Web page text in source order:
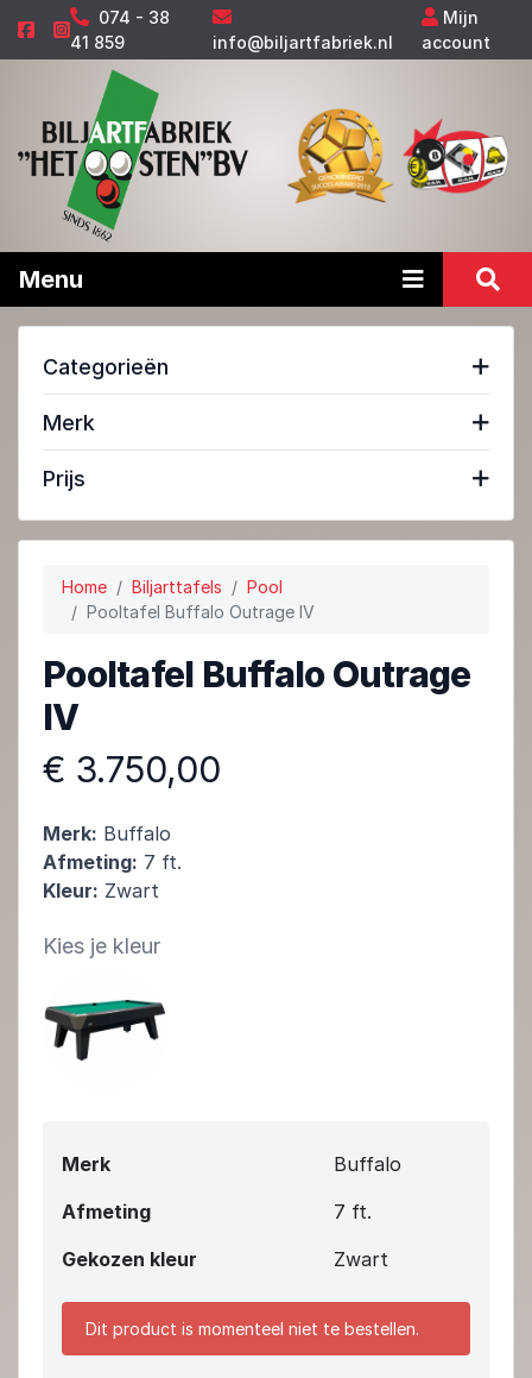
074 - 38
41 859
info@biljartfabriek.nl
Mijn
account
Menu
Categorieën
Merk
Prijs
Home Biljarttafels
Pool
Pooltafel Buffalo Outrage IV
Pooltafel Buffalo Outrage
IV
€ 3.750,00
Merk: Buffalo
Afmeting: 7 ft.
Kleur: Zwart
Kies je kleur
Merk
Buffalo
Afmeting
7 ft.
Gekozen kleur
Zwart
Dit product is momenteel niet te bestellen.